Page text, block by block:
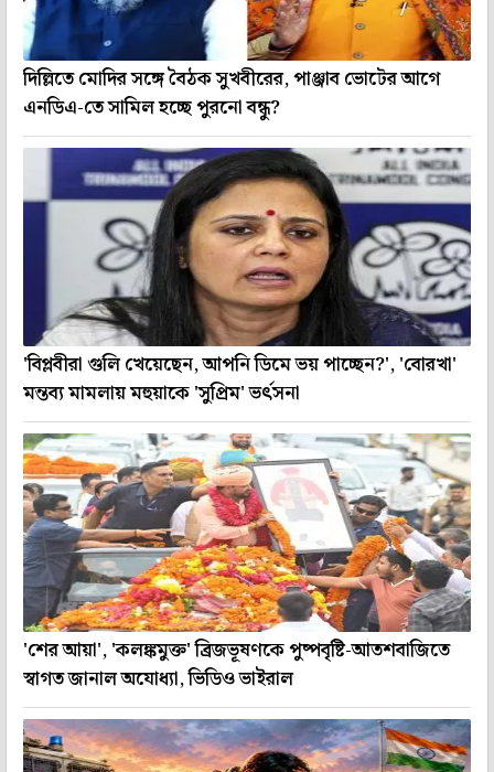
দিল্লিতে মোদির সঙ্গে বৈঠক সুখবীরের, পাঞ্জাব ভোটের আগে
এনডিএ-তে সামিল হচ্ছে পুরনো বন্ধু?
'বিপ্লবীরা গুলি খেয়েছেন, আপনি ডিমে ভয় পাচ্ছেন?', 'বোরখা'
মন্তব্য মামলায় মহুয়াকে 'সুপ্রিম' ভর্ৎসনা
'শের আয়া', 'কলঙ্কমুক্ত' ব্রিজভূষণকে পুষ্পবৃষ্টি-আতশবাজিতে
স্বাগত জানাল অযোধ্যা, ভিডিও ভাইরাল